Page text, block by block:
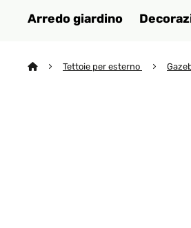
Arredo giardino
Tettoie per esterno